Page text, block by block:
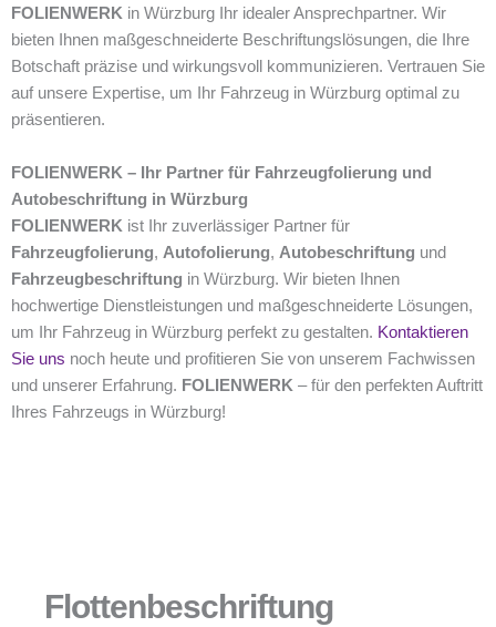
FOLIENWERK in Würzburg Ihr idealer Ansprechpartner. Wir
bieten Ihnen maßgeschneiderte Beschriftungslösungen, die Ihre
Botschaft präzise und wirkungsvoll kommunizieren. Vertrauen Sie
auf unsere Expertise, um Ihr Fahrzeug in Würzburg optimal zu
präsentieren.
FOLIENWERK – Ihr Partner für Fahrzeugfolierung und
Autobeschriftung in Würzburg
FOLIENWERK ist Ihr zuverlässiger Partner für
Fahrzeugfolierung, Autofolierung, Autobeschriftung und
Fahrzeugbeschriftung in Würzburg. Wir bieten Ihnen
hochwertige Dienstleistungen und maßgeschneiderte Lösungen,
um Ihr Fahrzeug in Würzburg perfekt zu gestalten. Kontaktieren
Sie uns noch heute und profitieren Sie von unserem Fachwissen
und unserer Erfahrung. FOLIENWERK – für den perfekten Auftritt
Ihres Fahrzeugs in Würzburg!
Flottenbeschriftung